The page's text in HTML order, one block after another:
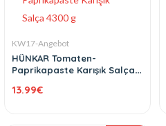
KW17-Angebot
HÜNKAR Tomaten-
Paprikapaste Karışık Salça
13.99€